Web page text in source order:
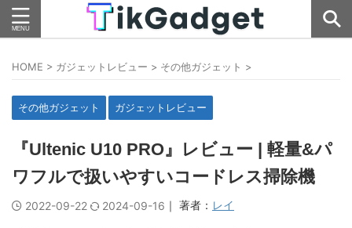
HOME > ガジェットレビュー > その他ガジェット >
その他ガジェット ガジェットレビュー
『Ultenic U10 PRO』レビュー | 軽量&パ
ワフルで扱いやすいコードレス掃除機
2022-09-22 2024-09-16 ｜ 著者： レイ